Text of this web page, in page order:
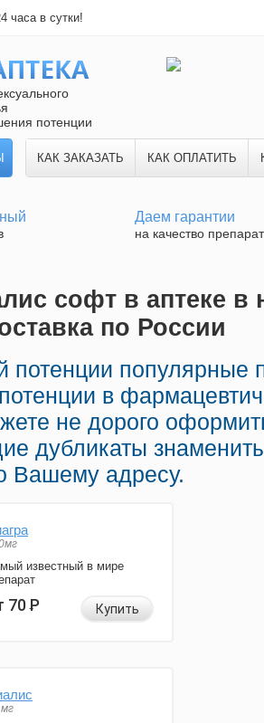
часа в сутки!
потенции
КАК ЗАКАЗАТЬ КАК ОПЛАТИТЬ
Даем гарантии
на качество
софт в аптеке в
по России
потенции популярные
в
не дорого
дубликаты
Вашему адресу.
известный в мире
70Р Купить